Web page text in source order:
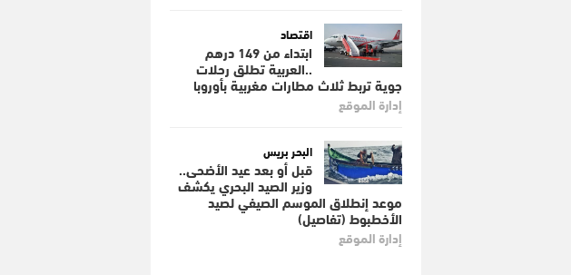
اقتصاد
ابتداء من 149 درهم
..العربية تطلق رحلات
جوية تربط ثلاث مطارات مغربية بأوروبا
إدارة الموقع
البحر بريس
قبل أو بعد عيد الأضحى..
وزير الصيد البحري يكشف
موعد إنطلاق الموسم الصيفي لصيد
الأخطبوط (تفاصيل)
إدارة الموقع